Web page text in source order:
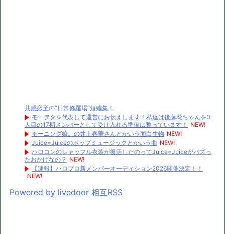
共感必至の“日常修羅場”短編集！
モーヲタを代表して運営にお伝えします！私達は後藤花ちゃんを3
人目の17期メンバーとして受け入れる準備は整っています！
NEW!
モーニング娘。の井上春華さんとかいう面白生物 NEW!
Juice=Juiceのポップミュージックとかいう曲 NEW!
ハロコンのシャッフル衣装が復活したのってJuice=Juiceがバズっ
たおかげなの？ NEW!
【速報】ハロプロ新メンバーオーディション2026開催決定！！
NEW!
Powered by livedoor 相互RSS